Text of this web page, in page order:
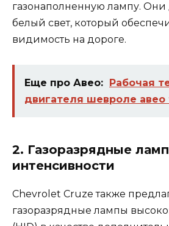
газонаполненную лампу.
белый свет, который
видимость на дороге.
Еще про Авео: Рабочая
двигателя шевроле авео
2. Газоразрядные
интенсивности
Chevrolet Cruze также
газоразрядные лампы